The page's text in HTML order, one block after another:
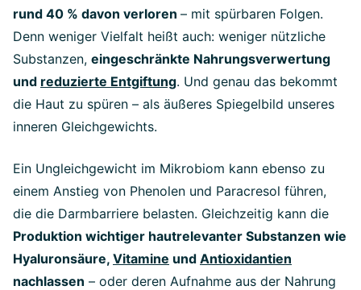
rund 40 % davon verloren – mit spürbaren Folgen.
Denn weniger Vielfalt heißt auch: weniger nützliche
Substanzen, eingeschränkte Nahrungsverwertung
und reduzierte Entgiftung. Und genau das bekommt
die Haut zu spüren – als äußeres Spiegelbild unseres
inneren Gleichgewichts.
Ein Ungleichgewicht im Mikrobiom kann ebenso zu
einem Anstieg von Phenolen und Paracresol führen,
die die Darmbarriere belasten. Gleichzeitig kann die
Produktion wichtiger hautrelevanter Substanzen wie
Hyaluronsäure, Vitamine und Antioxidantien
nachlassen – oder deren Aufnahme aus der Nahrung